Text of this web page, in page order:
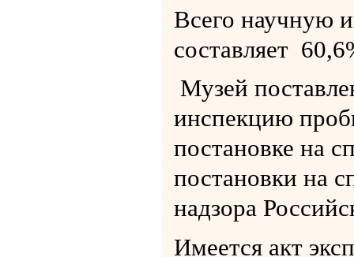
Всего научную
составляет
Музей
инспекцию
постановке на
постановки на
надзора
Имеется акт